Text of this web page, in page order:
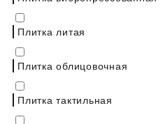
Плитка литая
Плитка облицовочная
Плитка тактильная